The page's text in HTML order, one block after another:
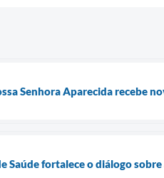
Senhora Aparecida recebe
Saúde fortalece o diálogo